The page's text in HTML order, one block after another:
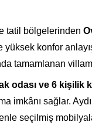
tatil bölgelerinden
yüksek konfor
tamamlanan
odası ve 6 kişilik
imkânı sağlar.
seçilmiş